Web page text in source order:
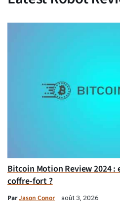
Bitcoin Motion Review 2024 :
coffre-fort ?
ParJason Conor août 3, 2026